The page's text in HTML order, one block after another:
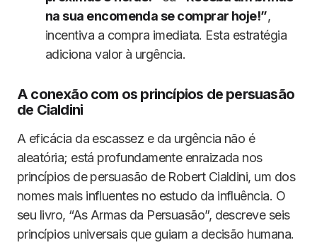
na sua encomenda se comprar hoje!”,
incentiva a compra imediata. Esta estratégia
adiciona valor à urgência.
A conexão com os princípios de persuasão
de Cialdini
A eficácia da escassez e da urgência não é
aleatória; está profundamente enraizada nos
princípios de persuasão de Robert Cialdini, um dos
nomes mais influentes no estudo da influência. O
seu livro, “As Armas da Persuasão”, descreve seis
princípios universais que guiam a decisão humana.